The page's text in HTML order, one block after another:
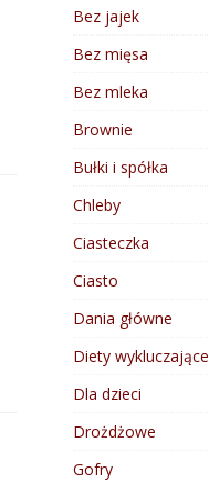
Bez jajek
Bez mięsa
Bez mleka
Brownie
Bułki i spółka
Chleby
Ciasteczka
Ciasto
Dania główne
Diety wykluczające
Dla dzieci
Drożdżowe
Gofry